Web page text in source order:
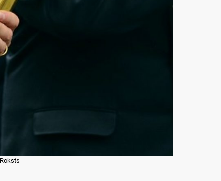
Roksts